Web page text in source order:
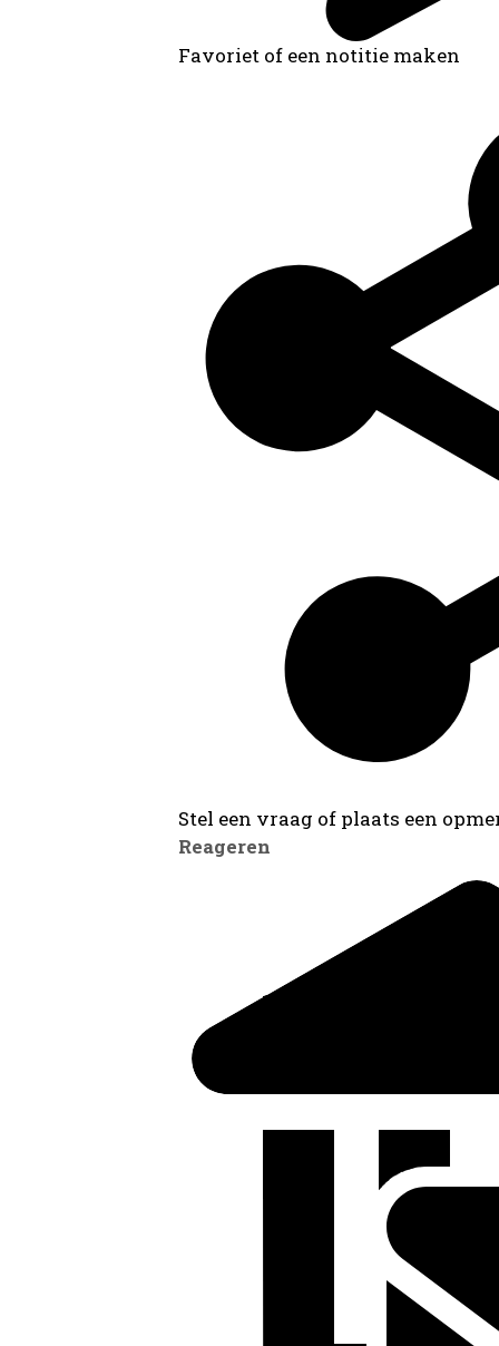
Favoriet of een notitie maken
Stel een vraag of plaats een
Reageren